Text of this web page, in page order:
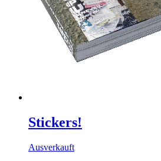
Stickers!
Ausverkauft